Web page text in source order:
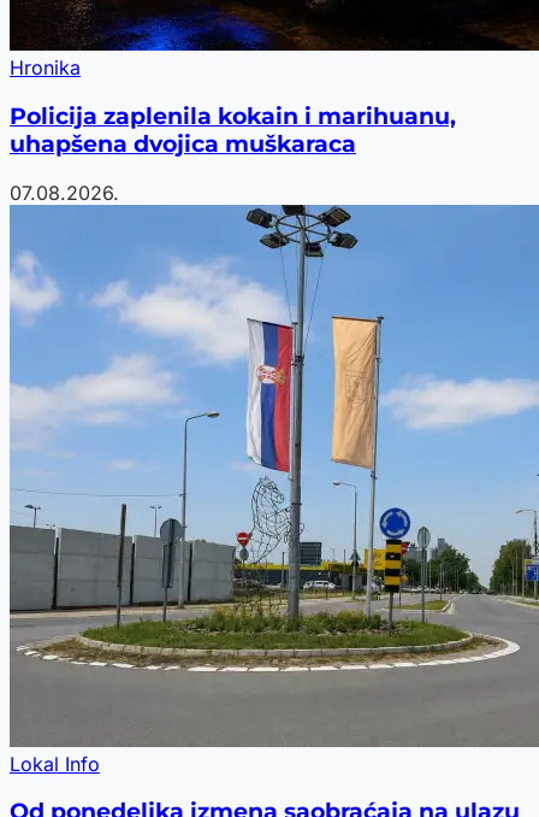
Hronika
Policija zaplenila kokain i marihuanu,
uhapšena dvojica muškaraca
07.08.2026.
Lokal Info